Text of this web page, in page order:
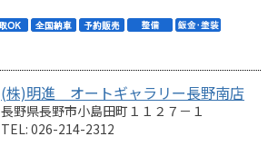
(株)明進 オートギャラリー長野南店
長野県長野市小島田町１１２７－１
TEL: 026-214-2312